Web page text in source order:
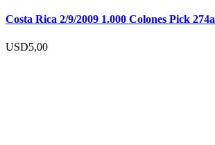
Costa Rica 2/9/2009 1.000 Colones Pick 274a
USD5,00